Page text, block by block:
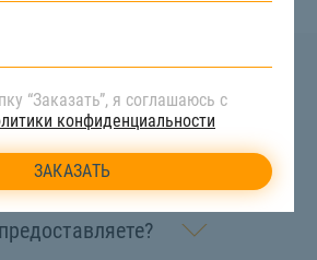
“Заказать”, я соглашаюсь с
конфиденциальности